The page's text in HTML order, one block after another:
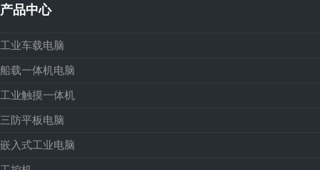
章:
产品中心
工业车载电脑
船载一体机电脑
工业触摸一体机
三防平板电脑
嵌入式工业电脑